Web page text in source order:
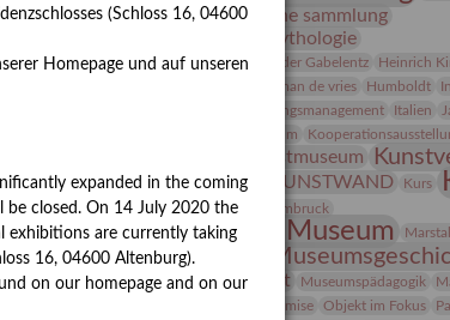
Grafik grafische sammlung
griechische Mythologie
Hanns-Conon von der Gabelentz Heinrich
herman de vries Humboldt
Integriertes Schädlingsmanagement
Italien
Kolosseum
Kunstmuseum
Kunst von Kühl KUNSTWAND Kurs
Künstlerin Lehmbruck
Lindenau-Museum
Marstall
Messeakademie
Museumsnacht Museumspädagogik
Neue Remise Objekt im Fokus
(Schloss 16, 04600
Homepage und auf unseren
expanded in the coming
be closed. On 14 July 2020 the
exhibitions are currently taking
16, 04600 Altenburg).
on our homepage and on our